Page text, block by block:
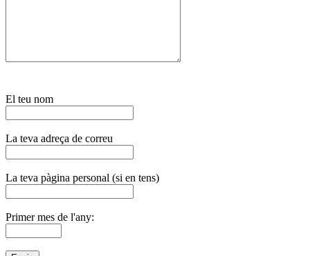
El teu nom
La teva adreça de correu
La teva pàgina personal (si en tens)
Primer mes de l'any: